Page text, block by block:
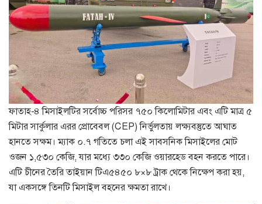
ফাতাহ-৪ মিসাইলটির সর্বোচ্চ পরিসর ৭৫০ কিলোমিটার এবং এটি মাত্র ৫
মিটার সার্কুলার এরর প্রোবেবল (CEP) নির্ভুলতায় লক্ষ্যবস্তুতে আঘাত
হানতে সক্ষম। ম্যাক ০.৭ গতিতে চলা এই সাবসনিক মিসাইলের মোট
ওজন ১,৫৩০ কেজি, যার মধ্যে ৩৩০ কেজি ওয়ারহেড বহন করতে পারে।
এটি চীনের তৈরি তাইয়ান টিএ৫৪৫০ ৮×৮ ট্রাক থেকে নিক্ষেপ করা হয়,
যা একসঙ্গে তিনটি মিসাইল বহনের ক্ষমতা রাখে।